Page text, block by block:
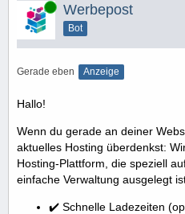
Online Werbepost
Bot
Gerade eben Anzeige
Hallo!
Wenn du gerade an deiner
aktuelles Hosting überdenkst:
Hosting-Plattform, die speziell
einfache Verwaltung ausgelegt
✔️ Schnelle Ladezeiten